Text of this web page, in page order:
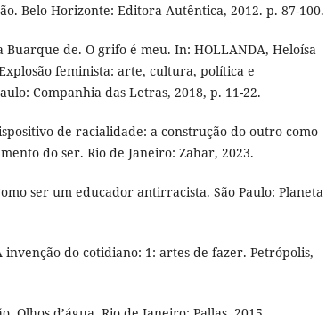
Belo Horizonte: Editora Autêntica, 2012. p. 87-100.
Buarque de. O grifo é meu. In: HOLLANDA, Heloísa
feminista: arte, cultura, política e
Companhia das Letras, 2018, p. 11-22.
de racialidade: a construção do outro como
do ser. Rio de Janeiro: Zahar, 2023.
ser um educador antirracista. São Paulo: Planeta
invenção do cotidiano: 1: artes de fazer. Petrópolis,